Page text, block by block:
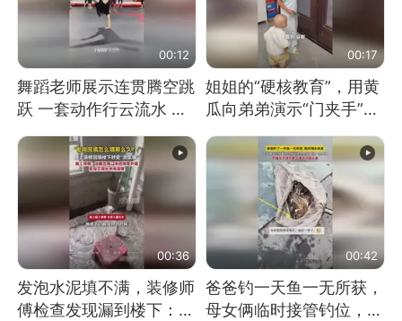
00:12
舞蹈老师展示连贯腾空跳
跃 一套动作行云流水 节
奏感拉满 网友：怎么做
到又舞又武的？
00:17
姐姐的“硬核教育”，用黄
瓜向弟弟演示“门夹手”，
网友：果然言传不如身
教！
00:36
发泡水泥填不满，装修师
傅检查发现漏到楼下：出
00:42
爸爸钓一天鱼一无所获，
母女俩临时接管钓位，用